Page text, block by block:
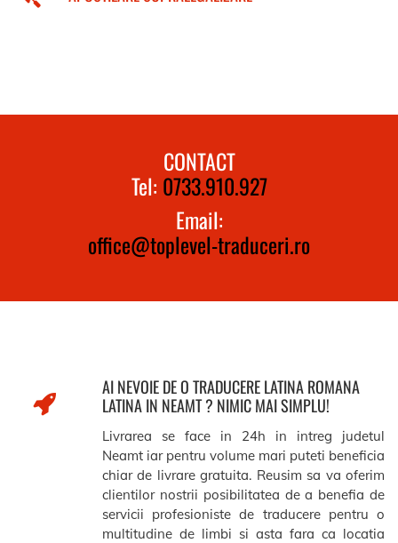
CONTACT
Tel: 0733.910.927
Email:
office@toplevel-traduceri.ro
AI NEVOIE DE O TRADUCERE LATINA ROMANA
LATINA IN NEAMT ? NIMIC MAI SIMPLU!
Livrarea se face in 24h in intreg judetul
Neamt iar pentru volume mari puteti beneficia
chiar de livrare gratuita. Reusim sa va oferim
clientilor nostrii posibilitatea de a benefia de
servicii profesioniste de traducere pentru o
multitudine de limbi si asta fara ca locatia